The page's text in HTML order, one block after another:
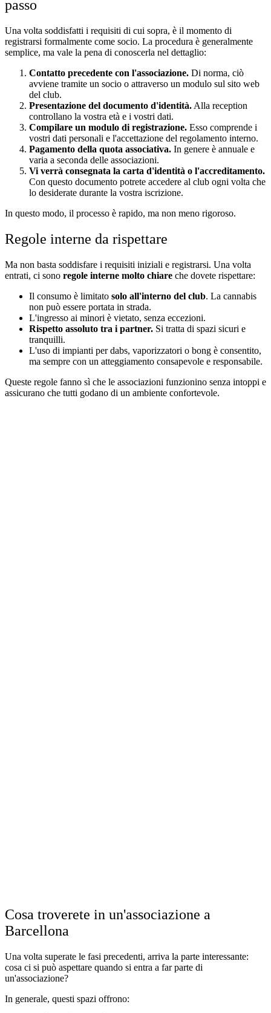
passo
Una volta soddisfatti i requisiti di cui sopra, è il momento di
registrarsi formalmente come socio. La procedura è generalmente
semplice, ma vale la pena di conoscerla nel dettaglio:
Contatto precedente con l'associazione. Di norma, ciò
avviene tramite un socio o attraverso un modulo sul sito web
del club.
Presentazione del documento d'identità. Alla reception
controllano la vostra età e i vostri dati.
Compilare un modulo di registrazione. Esso comprende i
vostri dati personali e l'accettazione del regolamento interno.
Pagamento della quota associativa. In genere è annuale e
varia a seconda delle associazioni.
Vi verrà consegnata la carta d'identità o l'accreditamento.
Con questo documento potrete accedere al club ogni volta che
lo desiderate durante la vostra iscrizione.
In questo modo, il processo è rapido, ma non meno rigoroso.
Regole interne da rispettare
Ma non basta soddisfare i requisiti iniziali e registrarsi. Una volta
entrati, ci sono regole interne molto chiare che dovete rispettare:
Il consumo è limitato solo all'interno del club. La cannabis
non può essere portata in strada.
L'ingresso ai minori è vietato, senza eccezioni.
Rispetto assoluto tra i partner. Si tratta di spazi sicuri e
tranquilli.
L'uso di impianti per dabs, vaporizzatori o bong è consentito,
ma sempre con un atteggiamento consapevole e responsabile.
Queste regole fanno sì che le associazioni funzionino senza intoppi e
assicurano che tutti godano di un ambiente confortevole.
Cosa troverete in un'associazione a
Barcellona
Una volta superate le fasi precedenti, arriva la parte interessante:
cosa ci si può aspettare quando si entra a far parte di
un'associazione?
In generale, questi spazi offrono: